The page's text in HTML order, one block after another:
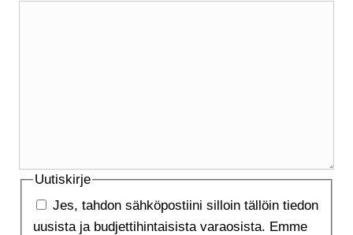
Uutiskirje
Jes, tahdon sähköpostiini silloin tällöin tiedon
uusista ja budjettihintaisista varaosista. Emme